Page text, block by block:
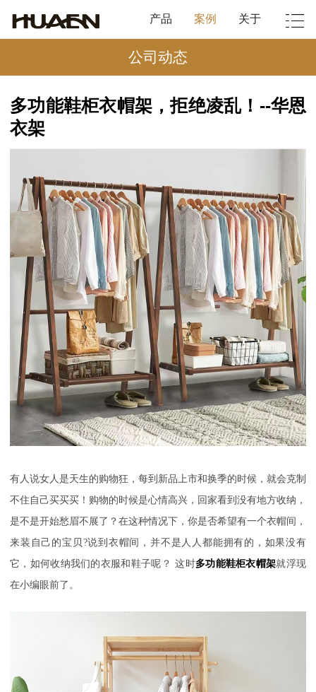
产品 案例 关于
公司动态
多功能鞋柜衣帽架，拒绝凌乱！--华恩
衣架
有人说女人是天生的购物狂，每到新品上市和换季的时候，就会克制
不住自己买买买！购物的时候是心情高兴，回家看到没有地方收纳，
是不是开始愁眉不展了？在这种情况下，你是否希望有一个衣帽间，
来装自己的宝贝 ?说到衣帽间，并不是人人都能拥有的，如果没有
它，如何收纳我们的衣服和鞋子呢？ 这时多功能鞋柜衣帽架就浮现
在小编眼前了。